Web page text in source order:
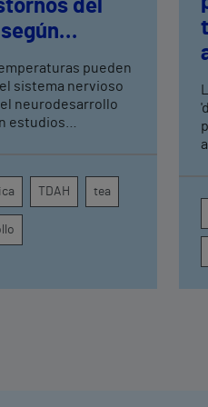
del
pueden
sistema nervioso
neurodesarrollo
estudios
y la
TDAH tea